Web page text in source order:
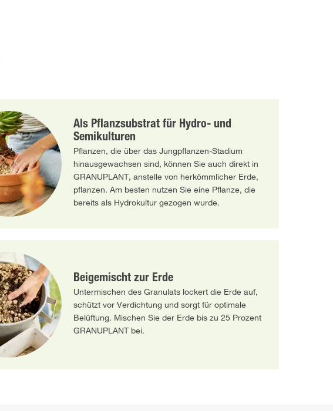
Als Pflanzsubstrat für Hydro- und
Semikulturen
Pflanzen, die über das Jungpflanzen-Stadium
hinausgewachsen sind, können Sie auch direkt in
GRANUPLANT, anstelle von herkömmlicher Erde,
pflanzen. Am besten nutzen Sie eine Pflanze, die
bereits als Hydrokultur gezogen wurde.
Beigemischt zur Erde
Untermischen des Granulats lockert die Erde auf,
schützt vor Verdichtung und sorgt für optimale
Belüftung. Mischen Sie der Erde bis zu 25 Prozent
GRANUPLANT bei.